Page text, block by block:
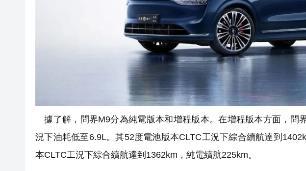
據了解，問界M9分為純電版本和增程版本。在增程版本方面，問
況下油耗低至6.9L。其52度電池版本CLTC工況下綜合續航達到
本CLTC工況下綜合續航達到1362km，純電續航225km。